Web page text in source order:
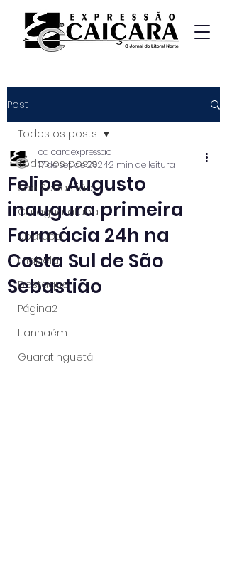
Post
Todos os posts
São Sebastião
Caraguatatuba
Ubatuba
Ilhabela
Destaque
Página2
Itanhaém
Guaratinguetá
Todos os posts
Felipe Augusto
inaugura primeira
Farmácia 24h na
Costa Sul de São
Sebastião
caicaraexpressao
17 de set. de 20242 min de leitura